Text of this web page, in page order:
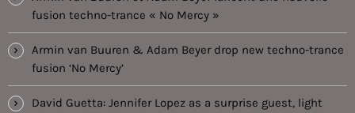
fusion techno-trance « No Mercy »
Armin van Buuren & Adam Beyer drop new techno-trance
fusion ‘No Mercy’
David Guetta: Jennifer Lopez as a surprise guest, light